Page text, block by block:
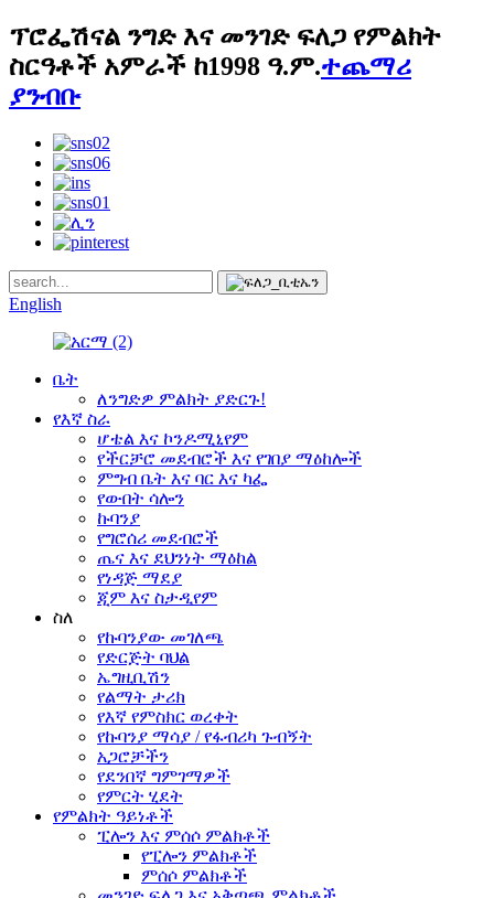
ፕሮፌሽናል ንግድ እና መንገድ ፍለጋ የምልክት
ስርዓቶች አምራች ከ1998 ዓ.ም.ተጨማሪ
ያንብቡ
English
ቤት
ለንግድዎ ምልክት ያድርጉ!
የእኛ ስራ
ሆቴል እና ኮንዶሚኒየም
የችርቻሮ መደብሮች እና የገበያ ማዕከሎች
ምግብ ቤት እና ባር እና ካፌ
የውበት ሳሎን
ኩባንያ
የግሮሰሪ መደብሮች
ጤና እና ደህንነት ማዕከል
የነዳጅ ማደያ
ጂም እና ስታዲየም
ስለ
የኩባንያው መገለጫ
የድርጅት ባህል
ኤግዚቢሽን
የልማት ታሪክ
የእኛ የምስክር ወረቀት
የኩባንያ ማሳያ / የፋብሪካ ጉብኝት
አጋሮቻችን
የደንበኛ ግምገማዎች
የምርት ሂደት
የምልክት ዓይነቶች
ፒሎን እና ምሰሶ ምልክቶች
የፒሎን ምልክቶች
ምሰሶ ምልክቶች